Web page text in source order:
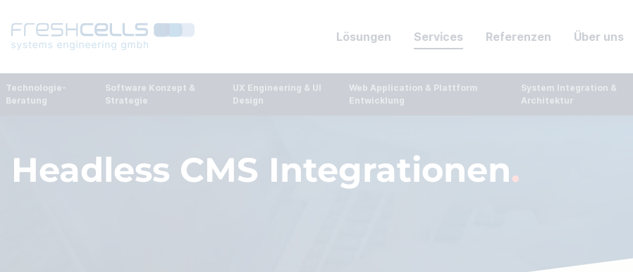
Lösungen Services Referenzen Über uns
Technologie-
Beratung
Software Konzept &
Strategie
UX Engineering & UI
Design
Web Application & Plattform
Entwicklung
System Integration &
Architektur
Headless CMS Integrationen